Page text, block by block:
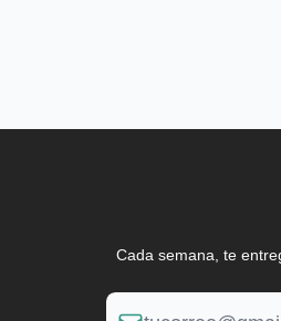
Cada semana, te